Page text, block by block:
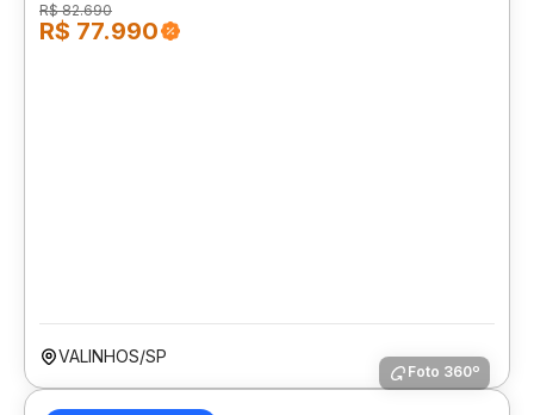
R$ 82.690
R$ 77.990
VALINHOS/SP
Foto 360º